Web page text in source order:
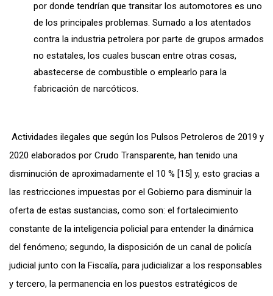
por donde tendrían que transitar los automotores es uno
de los principales problemas. Sumado a los atentados
contra la industria petrolera por parte de grupos armados
no estatales, los cuales buscan entre otras cosas,
abastecerse de combustible o emplearlo para la
fabricación de narcóticos.
Actividades ilegales que según los Pulsos Petroleros de 2019 y
2020 elaborados por Crudo Transparente, han tenido una
disminución de aproximadamente el 10 % [15] y, esto gracias a
las restricciones impuestas por el Gobierno para disminuir la
oferta de estas sustancias, como son: el fortalecimiento
constante de la inteligencia policial para entender la dinámica
del fenómeno; segundo, la disposición de un canal de policía
judicial junto con la Fiscalía, para judicializar a los responsables
y tercero, la permanencia en los puestos estratégicos de